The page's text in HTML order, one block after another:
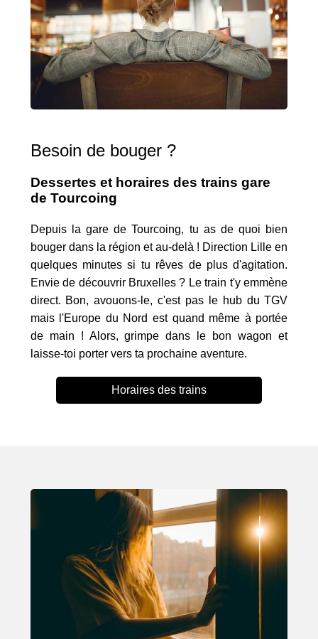
Besoin de bouger ?
Dessertes et horaires des trains gare
de Tourcoing
Depuis la gare de Tourcoing, tu as de quoi bien
bouger dans la région et au-delà ! Direction Lille en
quelques minutes si tu rêves de plus d'agitation.
Envie de découvrir Bruxelles ? Le train t'y emmène
direct. Bon, avouons-le, c'est pas le hub du TGV
mais l'Europe du Nord est quand même à portée
de main ! Alors, grimpe dans le bon wagon et
laisse-toi porter vers ta prochaine aventure.
Horaires des trains